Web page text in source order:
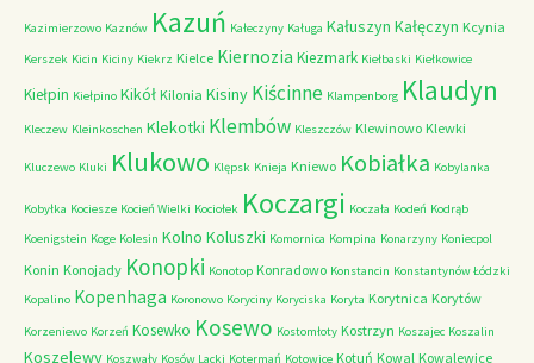
Kazimierzowo Kaznów Kazuń Kałeczyny Kaługa Kałuszyn Kałęczyn Kcynia
Kerszek Kicin Kiciny Kiekrz Kielce Kiernozia Kiezmark Kiełbaski Kiełkowice
Kiełpin Kiełpino Kikół Kilonia Kisiny Kiścinne Klampenborg Klaudyn
Kleczew Kleinkoschen Klekotki Klembów Kleszczów Klewinowo Klewki
Kluczewo Kluki Klukowo Klępsk Knieja Kniewo Kobiałka Kobylanka
Kobyłka Kociesze Kocień Wielki Kociołek Koczargi Koczała Kodeń Kodrąb
Koenigstein Koge Kolesin Kolno Koluszki Komornica Kompina Konarzyny Koniecpol
Konin Konojady Konopki Konotop Konradowo Konstancin Konstantynów Łódzki
Kopalino Kopenhaga Koronowo Koryciny Koryciska Koryta Korytnica Korytów
Korzeniewo Korzeń Kosewko Kosewo Kostomłoty Kostrzyn Koszajec Koszalin
Koszelewy Koszwały Kosów Lacki Kotermań Kotowice Kotuń Kowal Kowalewice